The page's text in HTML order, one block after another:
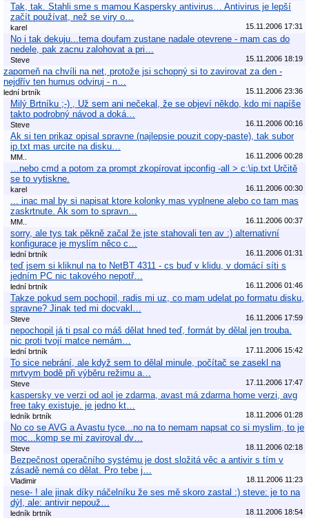
Tak, tak. Stahli sme s mamou Kaspersky antivirus… Antivirus je lepší
začít používat, než se viry o…
karel 15.11.2006 17:31
No i tak dekuju...tema doufam zustane nadale otevrene - mam cas do
nedele, pak zacnu zalohovat a pri…
Steve 15.11.2006 18:19
zapomeň na chvíli na net, protože jsi schopný si to zavirovat za den -
nejdřív ten humus odviruj - n…
lední brtník 15.11.2006 23:36
Milý Brtníku ;-) , Už sem ani nečekal, že se objeví někdo, kdo mi napíše
takto podrobný návod a doká…
Steve 16.11.2006 00:16
Ak si ten prikaz opisal spravne (najlepsie pouzit copy-paste), tak subor
ip.txt mas urcite na disku…
MM.. 16.11.2006 00:28
…nebo cmd a potom za prompt zkopírovat ipconfig -all > c:\ip.txt Určitě
se to vytiskne.
karel 16.11.2006 00:30
... inac mal by si napisat ktore kolonky mas vyplnene alebo co tam mas
zaskrtnute. Ak som to spravn…
MM.. 16.11.2006 00:37
sorry, ale tys tak pěkně začal že jste stahovali ten av :) alternativní
konfigurace je myslím něco c…
lední brtník 16.11.2006 01:31
teď jsem si kliknul na to NetBT 4311 - cs buď v klidu, v domácí síti s
jedním PC nic takového nepotř…
lední brtník 16.11.2006 01:46
Takze pokud sem pochopil, radis mi uz, co mam udelat po formatu disku,
spravne? Jinak ted mi docvakl…
Steve 16.11.2006 17:59
nepochopil já ti psal co máš dělat hned teď, formát by dělal jen trouba.
nic proti tvojí matce nemám…
lední brtník 17.11.2006 15:42
To sice nebrání, ale když sem to dělal minule, počítač se zasekl na
mrtvym bodě při výběru režimu a…
Steve 17.11.2006 17:47
kaspersky ve verzi od aol je zdarma, avast má zdarma home verzi, avg
free taky existuje. je jedno kt…
ledník brtník 18.11.2006 01:28
No co se AVG a Avastu tyce...no na to nemam napsat co si myslim, to je
moc...komp se mi zaviroval dv…
Steve 18.11.2006 02:18
Bezpečnost operačního systému je dost složitá věc a antivir s tím v
zásadě nemá co dělat. Pro tebe j…
Vladimir 18.11.2006 11:23
nese- ! ale jinak díky náčelníku že ses mě skoro zastal :) steve: je to na
dýl, ale: antivir nepouž…
ledník brtník 18.11.2006 18:54